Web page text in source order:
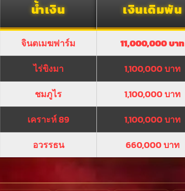
น้ำเงิน เงินเดิมพัน
จินตเมฆฟาร์ม 11,000,000 บาท
ไร่ขิงมา 1,100,000 บาท
ชมภูไร 1,100,000 บาท
เคราะห์ 89 1,100,000 บาท
อวรรธน 660,000 บาท